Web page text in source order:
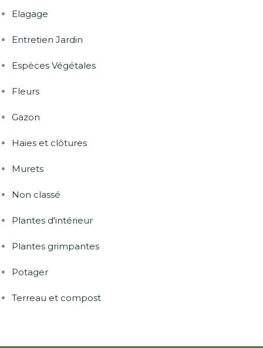
Elagage
Entretien Jardin
Espèces Végétales
Fleurs
Gazon
Haies et clôtures
Murets
Non classé
Plantes d'intérieur
Plantes grimpantes
Potager
Terreau et compost